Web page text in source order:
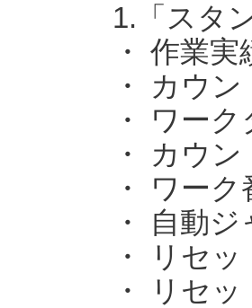
1.「スタ
・ 作業
・ カウ
・ ワー
・ カウ
・ ワー
・ 自動
・ リセ
・ リセ